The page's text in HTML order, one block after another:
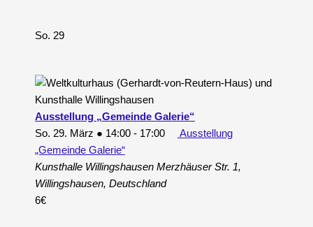
So. 29
Ausstellung „Gemeinde Galerie“
So. 29. März ● 14:00- 17:00
Ausstellung
„Gemeinde Galerie“
Kunsthalle Willingshausen Merzhäuser Str. 1,
Willingshausen, Deutschland
6€